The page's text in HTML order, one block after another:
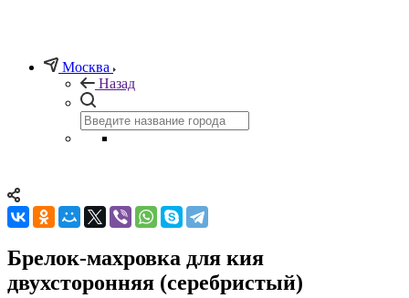
Москва
Назад
Брелок-махровка для кия
двухсторонняя (серебристый)